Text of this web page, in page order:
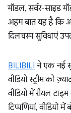
मॉडल, सर्वर-साइड
अहम बात यह है कि
दिलचस्प सुविधाएं
BILIBILI ने एक नई
वीडियो स्ट्रीम को
वीडियो में रीयल
टिप्पणियां, वीडियो